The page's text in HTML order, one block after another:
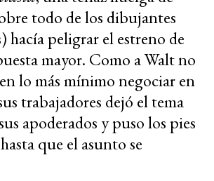
todo de los dibujantes
hacía peligrar el estreno de
mayor. Como a Walt no
lo más mínimo negociar en
trabajadores dejó el tema
apoderados y puso los pies
que el asunto se